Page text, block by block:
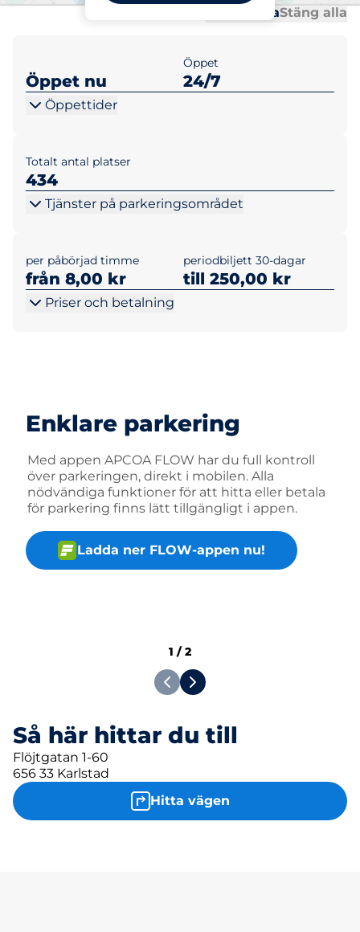
Öppna allaStäng alla
Öppet nu
Öppet
24/7
Öppettider
Totalt antal platser
434
Tjänster på parkeringsområdet
per påbörjad timme
från 8,00 kr
periodbiljett 30-dagar
till 250,00 kr
Priser och betalning
Enklare parkering
Med appen APCOA FLOW har du full kontroll
över parkeringen, direkt i mobilen. Alla
nödvändiga funktioner för att hitta eller betala
för parkering finns lätt tillgängligt i appen.
Ladda ner FLOW-appen nu!
Så här hittar du till
Flöjtgatan 1-60
656 33 Karlstad
Hitta vägen
1 /2